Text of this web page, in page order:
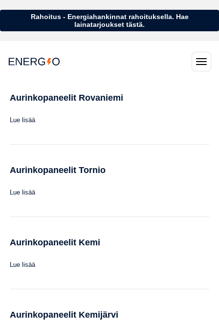
Rahoitus - Energiahankinnat rahoituksella. Hae
lainatarjoukset tästä.
Aurinkopaneelit Rovaniemi
Lue lisää
Aurinkopaneelit Tornio
Lue lisää
Aurinkopaneelit Kemi
Lue lisää
Aurinkopaneelit Kemijärvi